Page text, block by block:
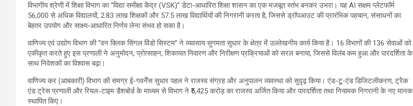
विभागीय श्रेणी में शिक्षा विभाग का “विद्या समीक्षा केंद्र (VSK)” डेटा-आधारित शिक्षा शासन का एक मजबूत स्तंभ बनकर उभरा। यह AI सक्षम प्लेटफॉर्म
56,000 से अधिक विद्यालयों, 2.83 लाख शिक्षकों और 57.5 लाख विद्यार्थियों की निगरानी करता है, जिससे ड्रॉपआउट की प्रारंभिक पहचान, संसाधनों का
बेहतर उपयोग और साक्ष्य-आधारित निर्णय लेना संभव हो सका है।
वाणिज्य एवं उद्योग विभाग की “वन क्लिक सिंगल विंडो सिस्टम” ने व्यवसाय सुगमता सुधार के क्षेत्र में उल्लेखनीय कार्य किया है। 16 विभागों की 136 सेवाओं को
एकीकृत करते हुए इस प्रणाली ने अनुमोदन, प्रोत्साहन, शिकायत निवारण और निरीक्षण प्रक्रियाओं को सरल बनाया, जिससे विलंब कम हुआ और पारदर्शिता के
साथ निवेशकों का विश्वास बढ़ा।
वाणिज्य कर (आबकारी) विभाग की समग्र ई-गवर्नेंस सुधार पहल ने राजस्व संग्रह और अनुपालन व्यवस्था को सुदृढ़ किया। एंड-टू-एंड डिजिटलीकरण, ट्रैक
एंड ट्रेस प्रणाली और रियल-टाइम डैशबोर्ड के माध्यम से विभाग ने ₹5,425 करोड़ का राजस्व अर्जित किया और पारदर्शिता तथा नियामक निगरानी के नए मानक
स्थापित किए।